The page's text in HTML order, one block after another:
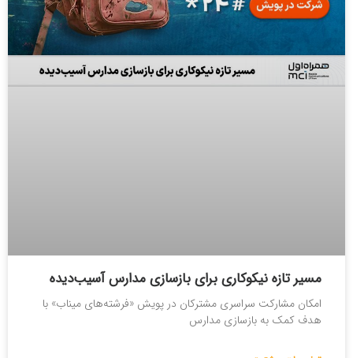
مسیر تازه نیکوکاری برای بازسازی مدارس آسیب‌دیده
امکان مشارکت سراسری مشترکان در پویش «فرشته‌های میناب» با
هدف کمک به بازسازی مدارس